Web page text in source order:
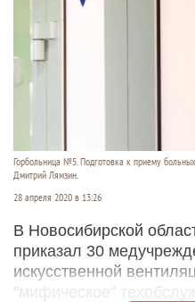
Горбольница №5. Подготовка к приему
Дмитрий Лямзин.
28 апреля 2020 в 13:26
В Новосибирской
приказал 30
искусственной
"мифическое"